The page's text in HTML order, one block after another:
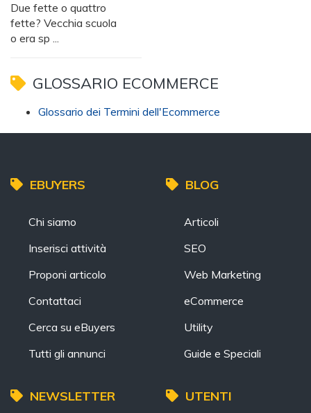
Due fette o quattro
fette? Vecchia scuola
o era sp ...
GLOSSARIO ECOMMERCE
Glossario dei Termini dell'Ecommerce
EBUYERS
Chi siamo
Inserisci attività
Proponi articolo
Contattaci
Cerca su eBuyers
Tutti gli annunci
BLOG
Articoli
SEO
Web Marketing
eCommerce
Utility
Guide e Speciali
NEWSLETTER UTENTI